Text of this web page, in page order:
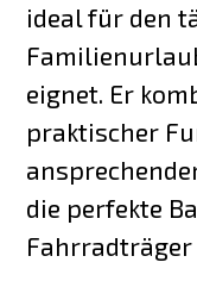
ideal für den
eignet. Er
praktischer
die perfekte
Fahrradträger